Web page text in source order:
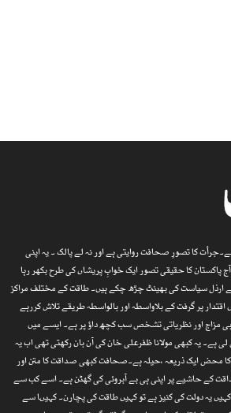
کا تصورِ صحافت روایتی ہے اور نہ لے پالک ۔ یہ اپنی
پاکستان کا حقیقی تصور ایک خوابِ پریشاں کی طرح بکھر رہا
ارذل سیاست کی بھینٹ چڑھ چکے ہیں۔ طاقت کے مختلف مراکز
پر گرفت کے بلاواسطہ اور بالواسطہ طریقے تلاش کررہے
مزاج اور نظریاتی تشخص سب کچھ داؤ پر ہے۔ ایسے میں
ہے۔ یہ کبھی مولانا ظفرعلی خان کی آن بان رکھتی تھی اب یہ
کا محض ایک ذریعہ ،حیلہ ہے۔صحافت کبھی صداقت کا متن اور
کے حاشیے پر اپنی ہی بے آبروئی کی گھٹن ہے۔ اسے کب سے
یہ دولت کی کنیز ہے تو کہیں طاقت کی پچارن۔ کہیںا سے